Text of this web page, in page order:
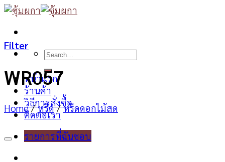
Skip
content
Search
หน้าแรก
ร้านค้า
วิธีการสั่งซื้อ
ติดต่อเรา
รายการที่ฉันชอบ
Filter
WR057
Home / หรีด / หรีดดอกไม้สด